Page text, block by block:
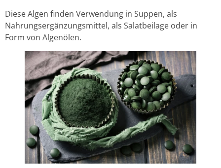
Diese Algen finden Verwendung in Suppen, als
Nahrungsergänzungsmittel, als Salatbeilage oder in
Form von Algenölen.